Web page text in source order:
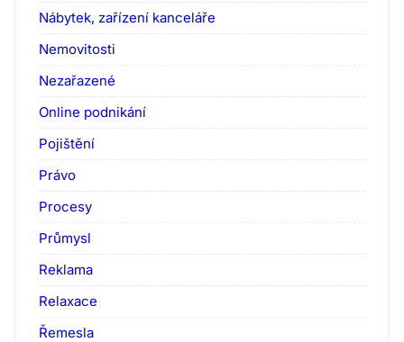
Nábytek, zařízení kanceláře
Nemovitosti
Nezařazené
Online podnikání
Pojištění
Právo
Procesy
Průmysl
Reklama
Relaxace
Řemesla